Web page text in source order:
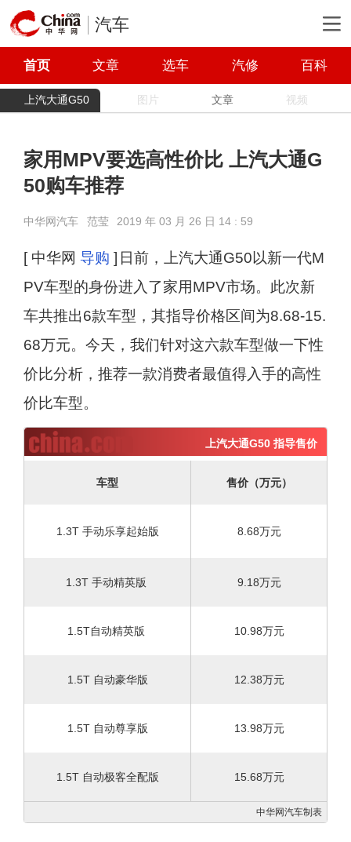
汽车
首页 文章 选车 汽修 百科
上汽大通G50 图片 文章 视频
家用MPV要选高性价比 上汽大通G
50购车推荐
中华网汽车 范莹 2019 年 03 月 26 日 14 : 59
[ 中华网 导购 ] 日前，上汽大通G50以新一代M
PV车型的身份进入了家用MPV市场。此次新
车共推出6款车型，其指导价格区间为8.68-15.
68万元。今天，我们针对这六款车型做一下性
价比分析，推荐一款消费者最值得入手的高性
价比车型。
上汽大通G50 指导售价
车型 售价（万元）
1.3T 手动乐享起始版 8.68万元
1.3T 手动精英版 9.18万元
1.5T自动精英版 10.98万元
1.5T 自动豪华版 12.38万元
1.5T 自动尊享版 13.98万元
1.5T 自动极客全配版 15.68万元
中华网汽车制表